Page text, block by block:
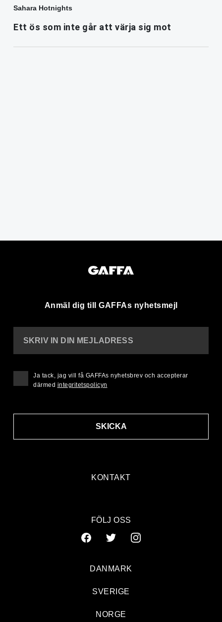
Sahara Hotnights
Ett ös som inte går att värja sig mot
Anmäl dig till GAFFAs nyhetsmejl
KONTAKT
SKRIV IN DIN MEJLADRESS
SKICKA
Ja tack, jag vill få GAFFAs nyhetsbrev och accepterar
därmed integritetspolicyn
FÖLJ OSS
DANMARK
SVERIGE
NORGE